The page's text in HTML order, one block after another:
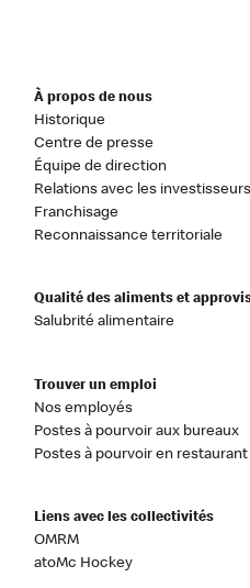
À propos de nous
Historique
Centre de presse
Équipe de direction
Relations avec les investisseurs
Franchisage
Reconnaissance territoriale
Qualité des aliments et
Salubrité alimentaire
Trouver un emploi
Nos employés
Postes à pourvoir aux bureaux
Postes à pourvoir en restaurant
Liens avec les collectivités
OMRM
atoMc Hockey